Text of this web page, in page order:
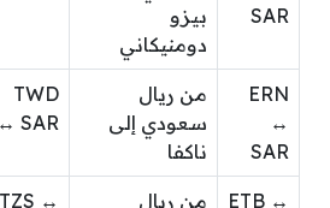
SAR
بيزو
دومنيكاني
ERN
↔
SAR
من ريال
سعودي إلى
ناكفا
TWD
↔ SAR
ETB ↔ من ريال TZS ↔